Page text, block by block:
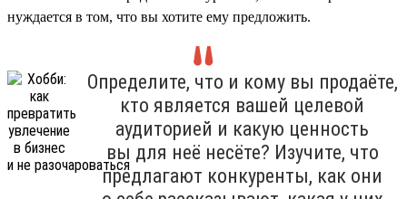
нуждается в том, что вы хотите ему предложить.
Определите, что и кому вы продаёте,
кто является вашей целевой
аудиторией и какую ценность
вы для неё несёте? Изучите, что
предлагают конкуренты, как они